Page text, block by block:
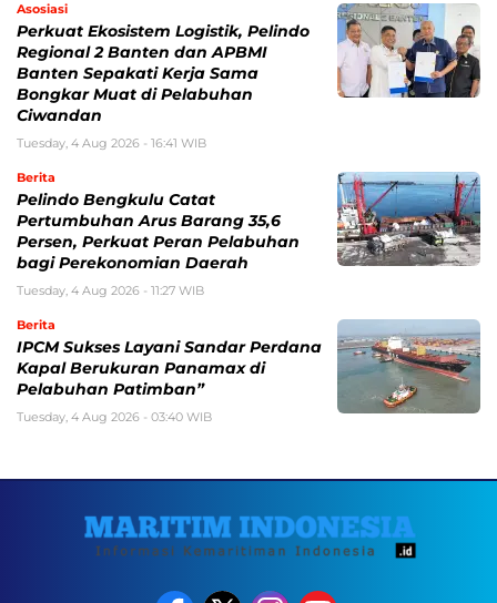
Asosiasi
Perkuat Ekosistem Logistik, Pelindo
Regional 2 Banten dan APBMI
Banten Sepakati Kerja Sama
Bongkar Muat di Pelabuhan
Ciwandan
Tuesday, 4 Aug 2026 - 16:41 WIB
Berita
Pelindo Bengkulu Catat
Pertumbuhan Arus Barang 35,6
Persen, Perkuat Peran Pelabuhan
bagi Perekonomian Daerah
Tuesday, 4 Aug 2026 - 11:27 WIB
Berita
IPCM Sukses Layani Sandar Perdana
Kapal Berukuran Panamax di
Pelabuhan Patimban”
Tuesday, 4 Aug 2026 - 03:40 WIB